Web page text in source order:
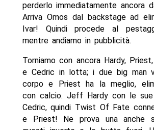
perderlo immediatamente ancora
Arriva Omos dal backstage ad
Ivar! Quindi procede al
mentre andiamo in pubblicità.
Torniamo con ancora Hardy,
e Cedric in lotta; i due big man
corpo e Priest ha la meglio,
con calcio. Jeff Hardy con le
Cedric, quindi Twist Of Fate
e Priest! Ne prova una anche